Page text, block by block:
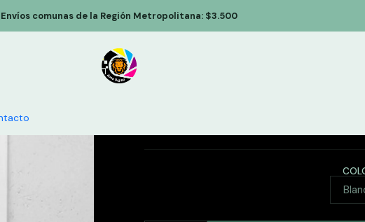
Envíos comunas de la Región Metropolitana: $3.500
Marco Y Foto 50x70cm, Cuadro Personalizados - Bl#01
Marco Y Foto